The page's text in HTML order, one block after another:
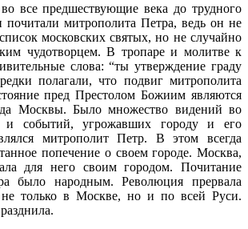
все предшествующие века до трудного
митрополита Петра, ведь он не
московских святых, но не случайно
чудотворцем. В тропаре и молитве к
слова: “ты утверждение граду
полагали, что подвиг митрополита
пред Престолом Божиим являются
Москвы. Было множество видений во
и событий, угрожавших городу и его
митрополит Петр. В этом всегда
попечение о своем городе. Москва,
для него своим городом. Почитание
было народным. Революция прервала
только в Москве, но и по всей Руси.